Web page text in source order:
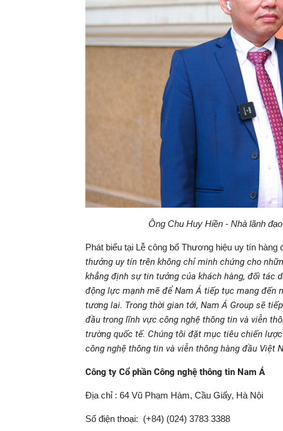
Ông Chu Huy Hiền - Nhà lãnh
Phát biểu tại Lễ công bố Thương hiệu uy tín
thưởng uy tín trên không chỉ minh chứng cho
khẳng định sự tin tưởng của khách hàng, đối tác
động lực mạnh mẽ để Nam Á tiếp tục mang đến
tương lai. Trong thời gian tới, Nam Á Group sẽ
đầu trong lĩnh vực công nghệ thông tin và viễn
trường quốc tế. Chúng tôi đặt mục tiêu chiến
công nghệ thông tin và viễn thông hàng đầu Việt
Công ty Cổ phần Công nghệ thông tin Nam Á
Địa chỉ : 64 Vũ Phạm Hàm, Cầu Giấy, Hà Nội
Số điện thoại: (+84) (024) 3783 3388